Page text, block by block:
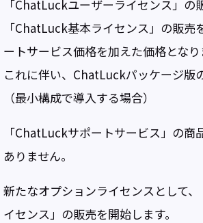
「ChatLuckユーザーライセンス」
「ChatLuck基本ライセンス」の販
ートサービス価格を加えた価格となり
これに伴い、ChatLuckパッケージ版
（最小構成で導入する場合）
「ChatLuckサポートサービス」の
ありません。
新たなオプションライセンスとして
イセンス」の販売を開始します。